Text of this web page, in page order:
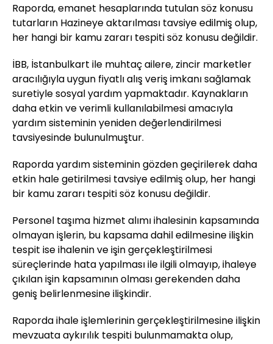
Raporda, emanet hesaplarında tutulan söz konusu
tutarların Hazineye aktarılması tavsiye edilmiş olup,
her hangi bir kamu zararı tespiti söz konusu değildir.
İBB, İstanbulkart ile muhtaç ailere, zincir marketler
aracılığıyla uygun fiyatlı alış veriş imkanı sağlamak
suretiyle sosyal yardım yapmaktadır. Kaynakların
daha etkin ve verimli kullanılabilmesi amacıyla
yardım sisteminin yeniden değerlendirilmesi
tavsiyesinde bulunulmuştur.
Raporda yardım sisteminin gözden geçirilerek daha
etkin hale getirilmesi tavsiye edilmiş olup, her hangi
bir kamu zararı tespiti söz konusu değildir.
Personel taşıma hizmet alımı ihalesinin kapsamında
olmayan işlerin, bu kapsama dahil edilmesine ilişkin
tespit ise ihalenin ve işin gerçekleştirilmesi
süreçlerinde hata yapılması ile ilgili olmayıp, ihaleye
çıkılan işin kapsamının olması gerekenden daha
geniş belirlenmesine ilişkindir.
Raporda ihale işlemlerinin gerçekleştirilmesine ilişkin
mevzuata aykırılık tespiti bulunmamakta olup,